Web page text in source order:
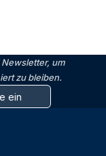
Newsletter, um
zu bleiben.